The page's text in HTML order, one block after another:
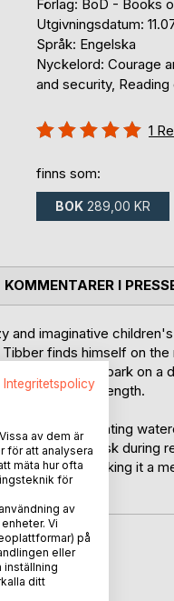
Förlag: BoD - Books
Utgivningsdatum:
Språk: Engelska
Nyckelord: Courage
and security,
Betyg::
1
finns som:
BOK 289,00 KR
and imaginative
finds himself on
they embark on
find his inner strength.
and enchanting
questions to ask during
making it a
KOMMENTARER I
BoD
Integritetspolicy
av dem är
för att analysera
mäta hur ofta
för
av
Vi
på
eller
inställning
ditt